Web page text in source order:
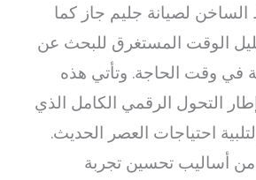
الساخن لصيانة جليم جاز كما
الوقت المستغرق للبحث عن
في وقت الحاجة. وتأتي هذه
التحول الرقمي الكامل الذي
احتياجات العصر الحديث.
من أساليب تحسين تجربة